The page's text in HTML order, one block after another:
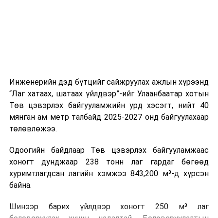
өдөр тутмын ажлын бэлэн байдлыг хангах зэрэг
практик ур чадварыг сургалтын хөтөлбөрт тусгажээ.
Сургалтыг танилцуулах лекц, асуулт-хариулт,
жишээнд суурилсан сургалт, багаар ажиллах дасгал,
танилцах, онцгой нөхцөлд ажиллах дадлага зэрэг
онол, практик хосолсон хэлбэрээр зохион байгуулж
байна.
зохион байгуулах Үндэсний хорооны Ажлын алба,
Инженерийн дэд бүтцийг сайжруулах ажлын хүрээнд
“Лаг хатаах, шатаах үйлдвэр”-ийг Улаанбаатар хотын
Төв цэвэрлэх байгууламжийн урд хэсэгт, нийт 40
мянган ам метр талбайд 2025-2027 онд байгуулахаар
төлөвлөжээ.
Одоогийн байдлаар Төв цэвэрлэх байгууламжаас
хоногт дунджаар 238 тонн лаг гардаг бөгөөд
хуримтлагдсан лагийн хэмжээ 843,200 м³-д хүрсэн
байна.
Шинээр барих үйлдвэр хоногт 250 м³ лаг